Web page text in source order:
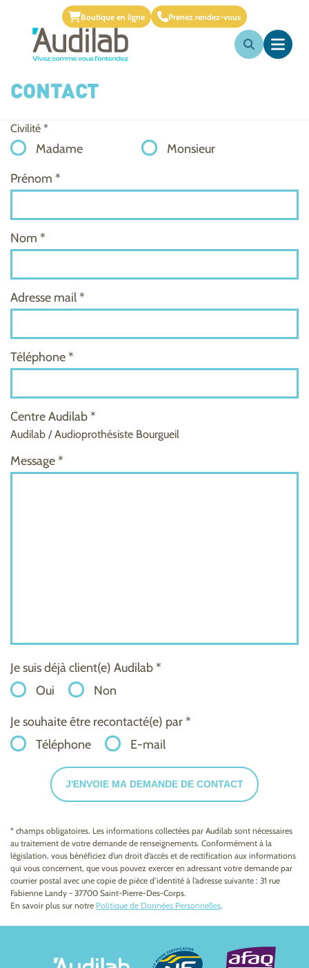
Boutique en ligne Prenez rendez-vous
CONTACT
Civilité *
Madame
Monsieur
Prénom *
Nom *
Adresse mail *
Téléphone *
Centre Audilab *
Audilab / Audioprothésiste Bourgueil
Message *
Je suis déjà client(e) Audilab *
Oui
Non
Je souhaite être recontacté(e) par *
Téléphone
E-mail
J'ENVOIE MA DEMANDE DE CONTACT
* champs obligatoires. Les informations collectées par Audilab sont nécessaires
au traitement de votre demande de renseignements. Conformément à la
législation, vous bénéficiez d’un droit d’accès et de rectification aux informations
qui vous concernent, que vous pouvez exercer en adressant votre demande par
courrier postal avec une copie de pièce d’identité à l’adresse suivante : 31 rue
Fabienne Landy - 37700 Saint-Pierre-Des-Corps.
En savoir plus sur notre Politique de Données Personnelles.